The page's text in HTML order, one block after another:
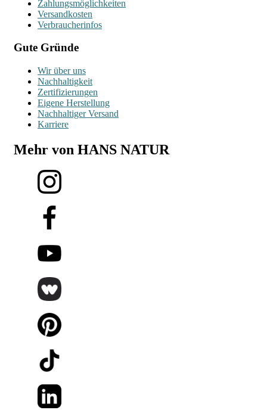
Zahlungsmöglichkeiten
Versandkosten
Verbraucherinfos
Gute Gründe
Wir über uns
Nachhaltigkeit
Zertifizierungen
Eigene Herstellung
Nachhaltiger Versand
Karriere
Mehr von HANS NATUR